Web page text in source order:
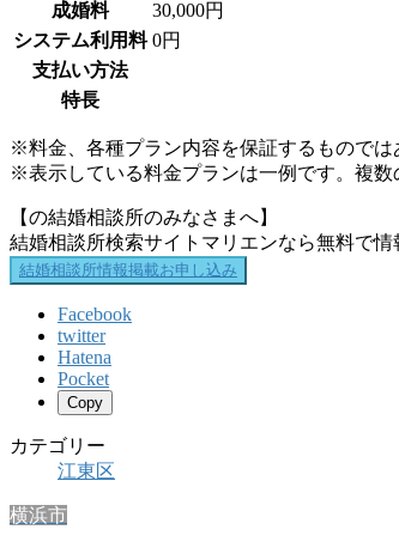
成婚料
30,000円
システム利用料 0円
支払い方法
特長
※料金、各種プラン内容を保証するものでは
※表示している料金プランは一例です。複数
【の結婚相談所のみなさまへ】
結婚相談所検索サイトマリエンなら無料で
結婚相談所情報掲載お申し込み
Facebook
twitter
Hatena
Pocket
Copy
カテゴリー
江東区
横浜市